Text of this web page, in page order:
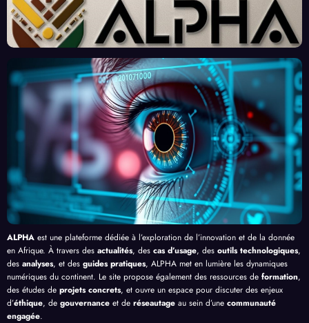
« Tra
vaille
urs
Clic »
en
Afriq
Nouv
eau
Front
contr
e le
Palud
isme
en
Afriq
ue
Enjeu
x et
Prom
esses
, au-
delà
de
Bang
ui
Redé
finiss
ent
l’Effi
cacit
é de
l’IA
ALPHA est une plateforme dédiée à l’exploration de l’innovation et de la donnée
en Afrique. À travers des actualités, des cas d’usage, des outils technologiques,
des analyses, et des guides pratiques, ALPHA met en lumière les dynamiques
numériques du continent. Le site propose également des ressources de formation,
des études de projets concrets, et ouvre un espace pour discuter des enjeux
d’éthique, de gouvernance et de réseautage au sein d’une communauté
engagée.